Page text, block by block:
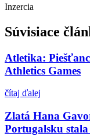
Inzercia
Súvisiace
Atletika:
Athletics Games
čítaj ďalej
Zlatá Hana
Portugalsku